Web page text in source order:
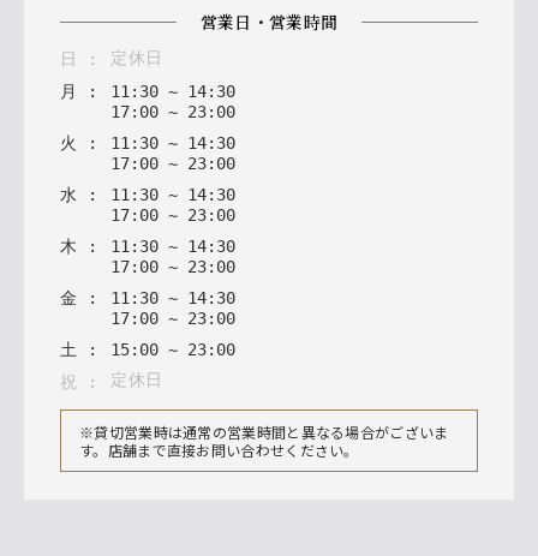
営業日・営業時間
日 :
定休日
月
: 11 : 30 ~ 14: 30
17: 00 ~ 23: 00
火
: 11 : 30 ~ 14: 30
17: 00 ~ 23: 00
水 : 11 : 30 ~ 14: 30
17: 00 ~ 23: 00
木 : 11 : 30 ~ 14: 30
17: 00 ~ 23: 00
金 : 11: 30 ~ 14: 30
17: 00 ~ 23: 00
土 : 15: 00 ~ 23: 00
祝 : 定休日
※貸切営業時は通常の営業時間と異なる場合がございま
す。店舗まで直接お問い合わせください。